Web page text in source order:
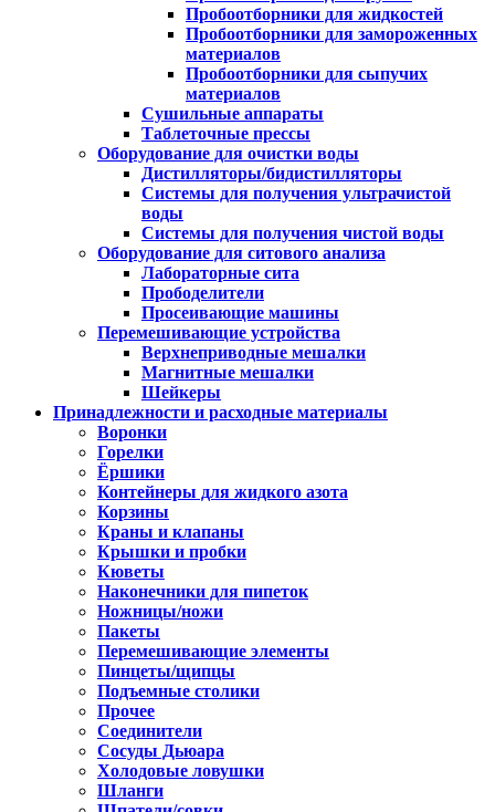
Пробоотборники для жидкостей
Пробоотборники для замороженных
материалов
Пробоотборники для сыпучих
материалов
Сушильные аппараты
Таблеточные прессы
Оборудование для очистки воды
Дистилляторы/бидистилляторы
Системы для получения ультрачистой
воды
Системы для получения чистой воды
Оборудование для ситового анализа
Лабораторные сита
Прободелители
Просеивающие машины
Перемешивающие устройства
Верхнеприводные мешалки
Магнитные мешалки
Шейкеры
Принадлежности и расходные материалы
Воронки
Горелки
Ёршики
Контейнеры для жидкого азота
Корзины
Краны и клапаны
Крышки и пробки
Кюветы
Наконечники для пипеток
Ножницы/ножи
Пакеты
Перемешивающие элементы
Пинцеты/щипцы
Подъемные столики
Прочее
Соединители
Сосуды Дьюара
Холодовые ловушки
Шланги